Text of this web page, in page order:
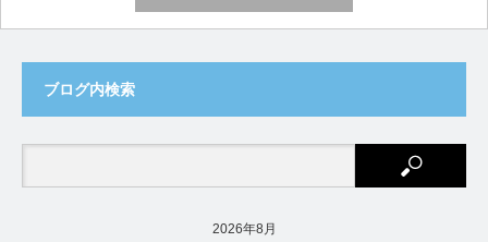
ブログ内検索
2026年8月